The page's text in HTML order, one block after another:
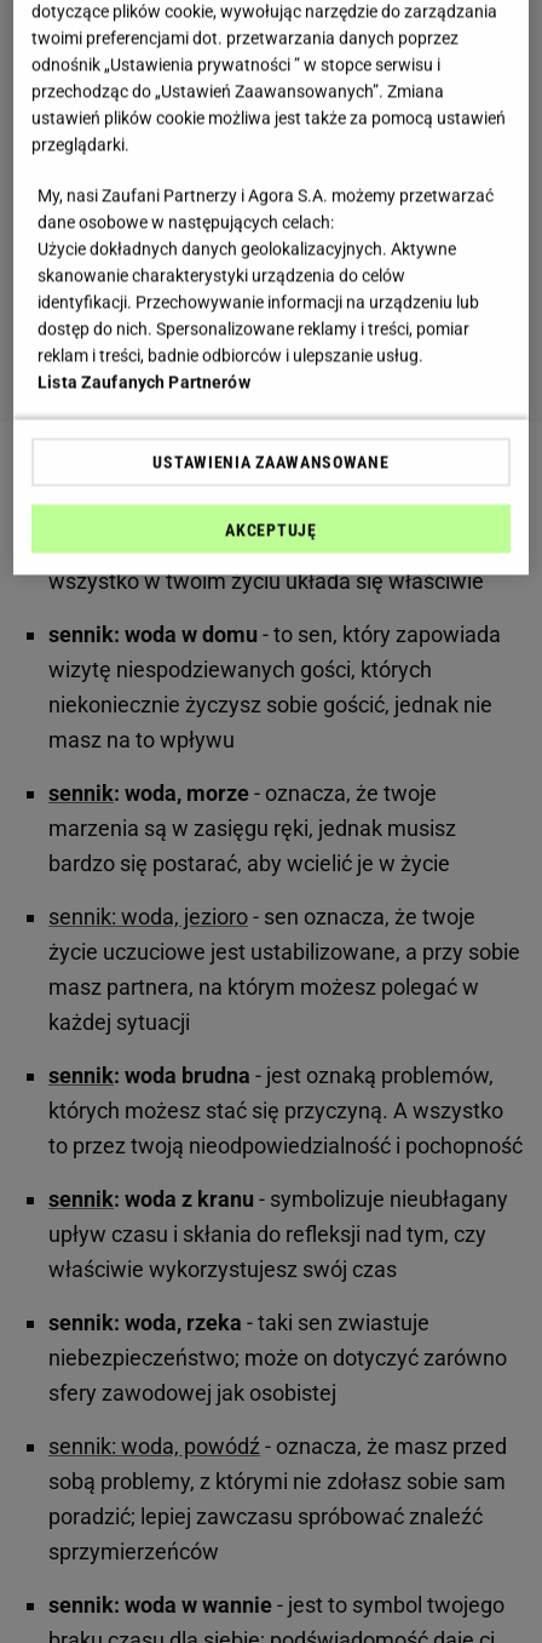
sennik: woda czysta- to dobry prognostyk, gdyż
symbolizuje stabilizację, harmonię i może być
odczytywany jako potwierdzenie tego, że
wszystko w twoim życiu układa się właściwie
sennik: woda w domu - to sen, który zapowiada
wizytę niespodziewanych gości, których
niekoniecznie życzysz sobie gościć, jednak nie
masz na to wpływu
sennik: woda, morze- oznacza, że twoje
marzenia są w zasięgu ręki, jednak musisz
bardzo się postarać, aby wcielić je w życie
sennik: woda, jezioro- sen oznacza, że twoje
życie uczuciowe jest ustabilizowane, a przy sobie
masz partnera, na którym możesz polegać w
każdej sytuacji
sennik: woda brudna - jest oznaką problemów,
których możesz stać się przyczyną. A wszystko
to przez twoją nieodpowiedzialność i pochopność
sennik: woda z kranu - symbolizuje nieubłagany
upływ czasu i skłania do refleksji nad tym, czy
właściwie wykorzystujesz swój czas
sennik: woda, rzeka - taki sen zwiastuje
niebezpieczeństwo; może on dotyczyć zarówno
sfery zawodowej jak osobistej
sennik: woda, powódź - oznacza, że masz przed
sobą problemy, z którymi nie zdołasz sobie sam
poradzić; lepiej zawczasu spróbować znaleźć
sprzymierzeńców
sennik: woda w wannie- jest to symbol twojego
dotyczące plików cookie, wywołując narzędzie do zarządzania
twoimi preferencjami dot. przetwarzania danych poprzez
odnośnik „Ustawienia prywatności ” w stopce serwisu i
przechodząc do „Ustawień Zaawansowanych”. Zmiana
ustawień plików cookie możliwa jest także za pomocą ustawień
przeglądarki.
My, nasi Zaufani Partnerzy i Agora S.A. możemy przetwarzać
dane osobowe w następujących celach:
Użycie dokładnych danych geolokalizacyjnych. Aktywne
skanowanie charakterystyki urządzenia do celów
identyfikacji. Przechowywanie informacji na urządzeniu lub
dostęp do nich. Spersonalizowane reklamy i treści, pomiar
reklam i treści, badnie odbiorców i ulepszanie usług.
Lista Zaufanych Partnerów
USTAWIENIA ZAAWANSOWANE
AKCEPTUJĘ